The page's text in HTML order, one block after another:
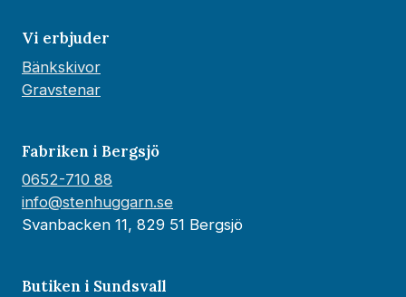
Vi erbjuder
Bänkskivor
Gravstenar
Fabriken i Bergsjö
0652-710 88
info@stenhuggarn.se
Svanbacken 11, 829 51 Bergsjö
Butiken i Sundsvall